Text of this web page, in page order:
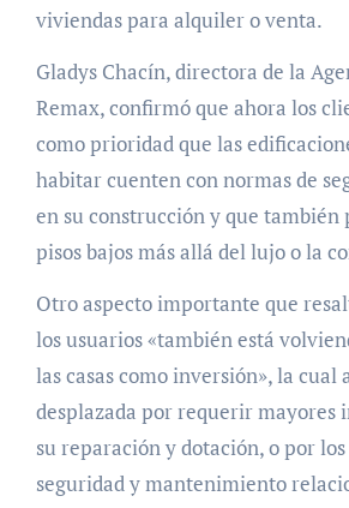
viviendas para alquiler o venta.
Gladys Chacín, directora de la
Remax, confirmó que ahora los
como prioridad que las
habitar cuenten con normas de
en su construcción y que también
pisos bajos más allá del lujo o la
Otro aspecto importante que
los usuarios «también está
las casas como inversión», la cual
desplazada por requerir mayores
su reparación y dotación, o por
seguridad y mantenimiento